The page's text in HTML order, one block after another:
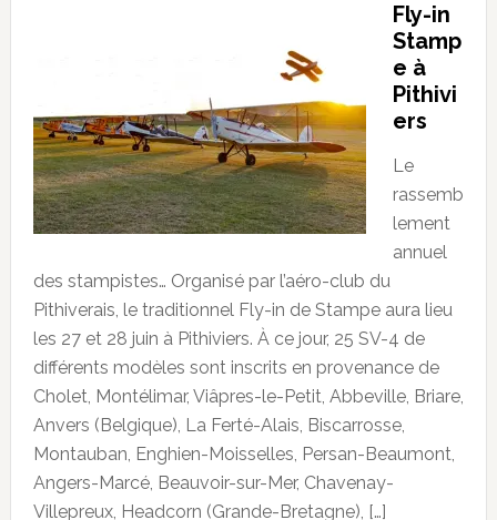
Fly-in
Stamp
e à
Pithivi
ers
Le
rassemb
lement
annuel
des stampistes… Organisé par l’aéro-club du
Pithiverais, le traditionnel Fly-in de Stampe aura lieu
les 27 et 28 juin à Pithiviers. À ce jour, 25 SV-4 de
différents modèles sont inscrits en provenance de
Cholet, Montélimar, Viâpres-le-Petit, Abbeville, Briare,
Anvers (Belgique), La Ferté-Alais, Biscarrosse,
Montauban, Enghien-Moisselles, Persan-Beaumont,
Angers-Marcé, Beauvoir-sur-Mer, Chavenay-
Villepreux, Headcorn (Grande-Bretagne), […]